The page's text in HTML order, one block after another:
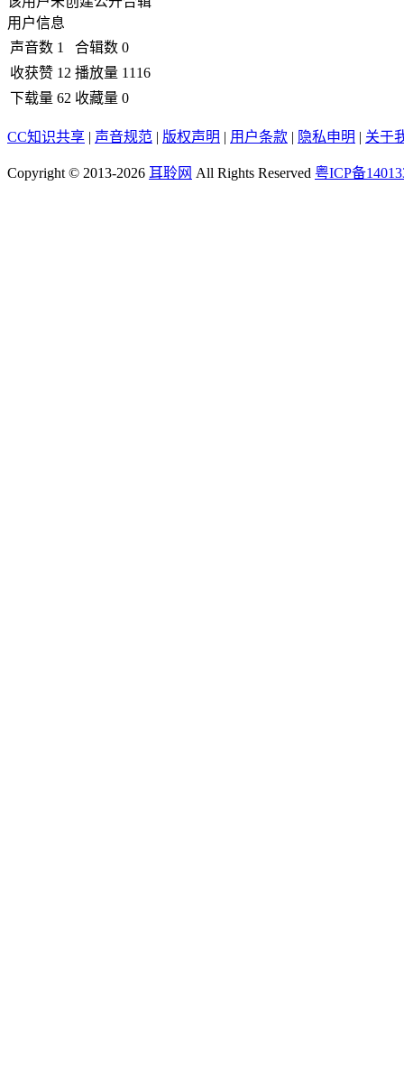
用户信息
声音数 1 合辑数 0
收获赞 12 播放量 1116
下载量 62 收藏量 0
CC知识共享 | 声音规范 | 版权声明 | 用户条款 | 隐私申明 | 关于
Copyright © 2013-2026 耳聆网 All Rights Reserved 粤ICP备